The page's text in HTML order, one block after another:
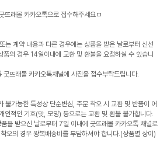
뜨래몰 카카오톡으로 접수해주세요ㅁ
는 계약 내용과 다른 경우에는 상품을 받은 날로부터 신선
의 경우 14일이내에 교환 및 환불을 요청하실 수 있습니
뜨래몰 카카오톡채널에 사진을 접수부탁드립니다.
가능한 특성상 단순변심, 주문 착오 시 교환 및 반품이 어
인적인 기호(맛, 모양) 등으로는 교환 및 환불 불가합니다.
을 받으신 날로부터 7일 이내에 굿뜨래몰 카카오톡 채널로
오의 경우 왕복배송비를 부담하셔야 합니다.(상품별 상이)